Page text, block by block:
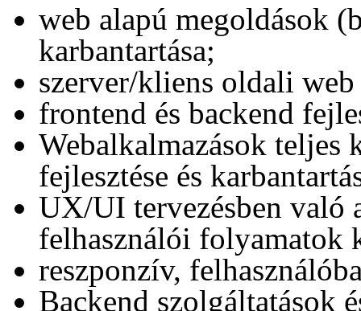
web alapú megoldások
karbantartása;
szerver/kliens oldali
frontend és backend
Webalkalmazások teljes
fejlesztése és
UX/UI tervezésben való
felhasználói folyamatok
reszponzív,
Backend szolgáltatások